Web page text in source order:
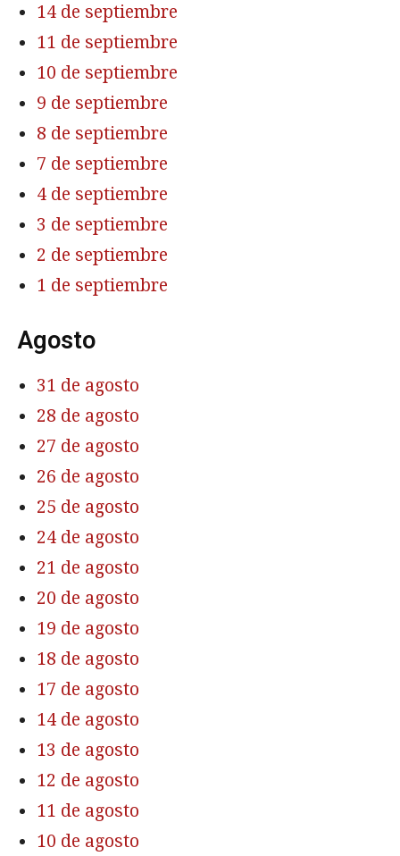
14 de septiembre
11 de septiembre
10 de septiembre
9 de septiembre
8 de septiembre
7 de septiembre
4 de septiembre
3 de septiembre
2 de septiembre
1 de septiembre
Agosto
31 de agosto
28 de agosto
27 de agosto
26 de agosto
25 de agosto
24 de agosto
21 de agosto
20 de agosto
19 de agosto
18 de agosto
17 de agosto
14 de agosto
13 de agosto
12 de agosto
11 de agosto
10 de agosto